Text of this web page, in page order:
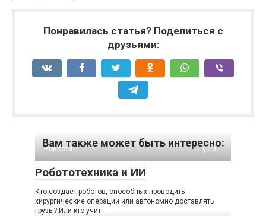
Понравилась статья? Поделиться с
друзьями:
Вам также может быть интересно:
Новости 0
Робототехника и ИИ
Кто создаёт роботов, способных проводить
хирургические операции или автономно доставлять
грузы? Или кто учит